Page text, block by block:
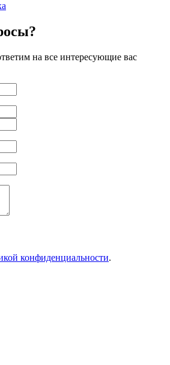
на все интересующие вас
конфиденциальности.